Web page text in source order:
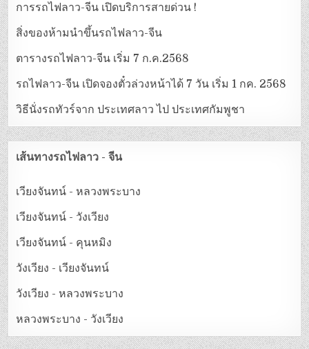
การรถไฟลาว-จีน เปิดบริการสายด่วน !
สิ่งของห้ามนำขึ้นรถไฟลาว-จีน
ตารางรถไฟลาว-จีน เริ่ม 7 ก.ค.2568
รถไฟลาว-จีน เปิดจองตั๋วล่วงหน้าได้ 7 วัน เริ่ม 1 กค. 2568
วิธีนั่งรถทัวร์จาก ประเทศลาว ไป ประเทศกัมพูชา
เส้นทางรถไฟลาว - จีน
เวียงจันทน์ - หลวงพระบาง
เวียงจันทน์ - วังเวียง
เวียงจันทน์ - คุนหมิง
วังเวียง - เวียงจันทน์
วังเวียง - หลวงพระบาง
หลวงพระบาง - วังเวียง